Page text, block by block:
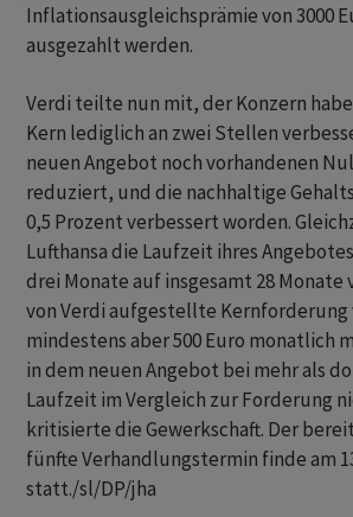
Inflationsausgleichsprämie von 3000
ausgezahlt werden.
Verdi teilte nun mit, der Konzern
Kern lediglich an zwei Stellen
neuen Angebot noch vorhandenen
reduziert, und die nachhaltige
0,5 Prozent verbessert worden.
Lufthansa die Laufzeit ihres
drei Monate auf insgesamt 28 Monate
von Verdi aufgestellte Kernforderung
mindestens aber 500 Euro monatlich
in dem neuen Angebot bei mehr als
Laufzeit im Vergleich zur Forderung
kritisierte die Gewerkschaft. Der
fünfte Verhandlungstermin finde am
statt./sl/DP/jha